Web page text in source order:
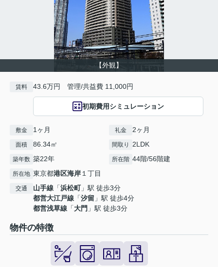
【外観】
賃料 43.6万円 管理/共益費 11,000円
初期費用シミュレーション
敷金 1ヶ月 礼金 2ヶ月
面積 86.34㎡ 間取り 2LDK
築年数 築22年 所在階 44階/56階建
所在地 東京都港区海岸１丁目
交通 山手線 「浜松町」駅 徒歩3分
都営大江戸線 「汐留 」駅 徒歩4分
都営浅草線 「大門 」駅 徒歩3分
物件の特徴